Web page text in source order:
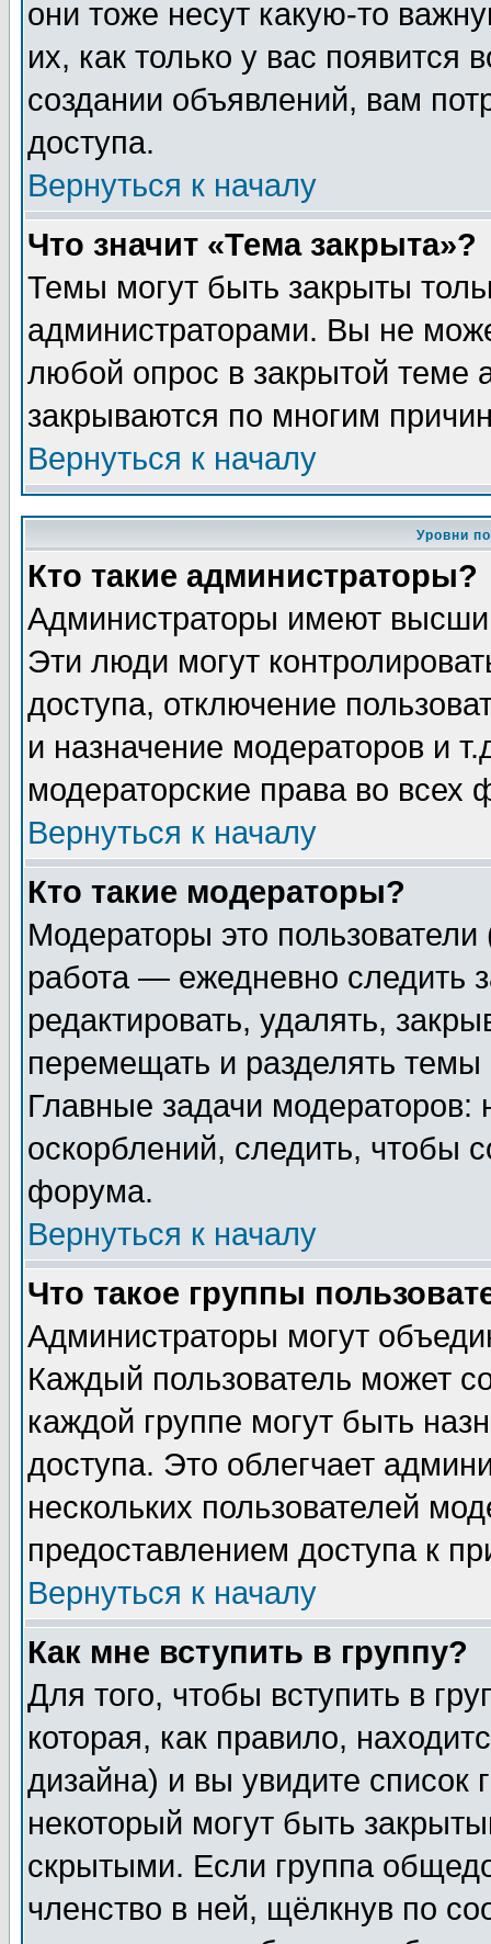
они тоже несут какую-то
их, как только у вас появится
создании объявлений, вам
доступа.
Вернуться к началу
Что значит «Тема закрыта»?
Темы могут быть закрыты
администраторами. Вы не
любой опрос в закрытой теме
закрываются по многим
Вернуться к началу
Уровни
Кто такие администраторы?
Администраторы имеют
Эти люди могут
доступа, отключение
и назначение модераторов и
модераторские права во всех
Вернуться к началу
Кто такие модераторы?
Модераторы это
работа — ежедневно следить
редактировать, удалять,
перемещать и разделять
Главные задачи
оскорблений, следить, чтобы
форума.
Вернуться к началу
Что такое группы
Администраторы могут
Каждый пользователь может
каждой группе могут быть
доступа. Это облегчает
нескольких пользователей
предоставлением доступа к
Вернуться к началу
Как мне вступить в группу?
Для того, чтобы вступить в
которая, как правило,
дизайна) и вы увидите список
некоторый могут быть
скрытыми. Если группа
членство в ней, щёлкнув по